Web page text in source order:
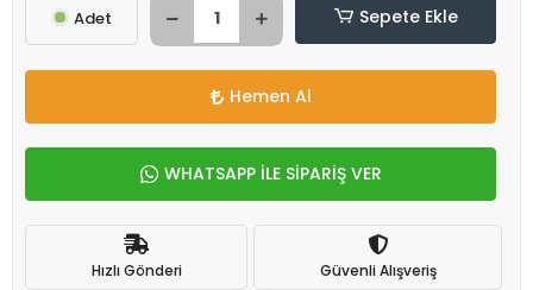
Adet Sepete Ekle
Hemen Al
WHATSAPP İLE SİPARİŞ VER
Hızlı Gönderi Güvenli Alışveriş